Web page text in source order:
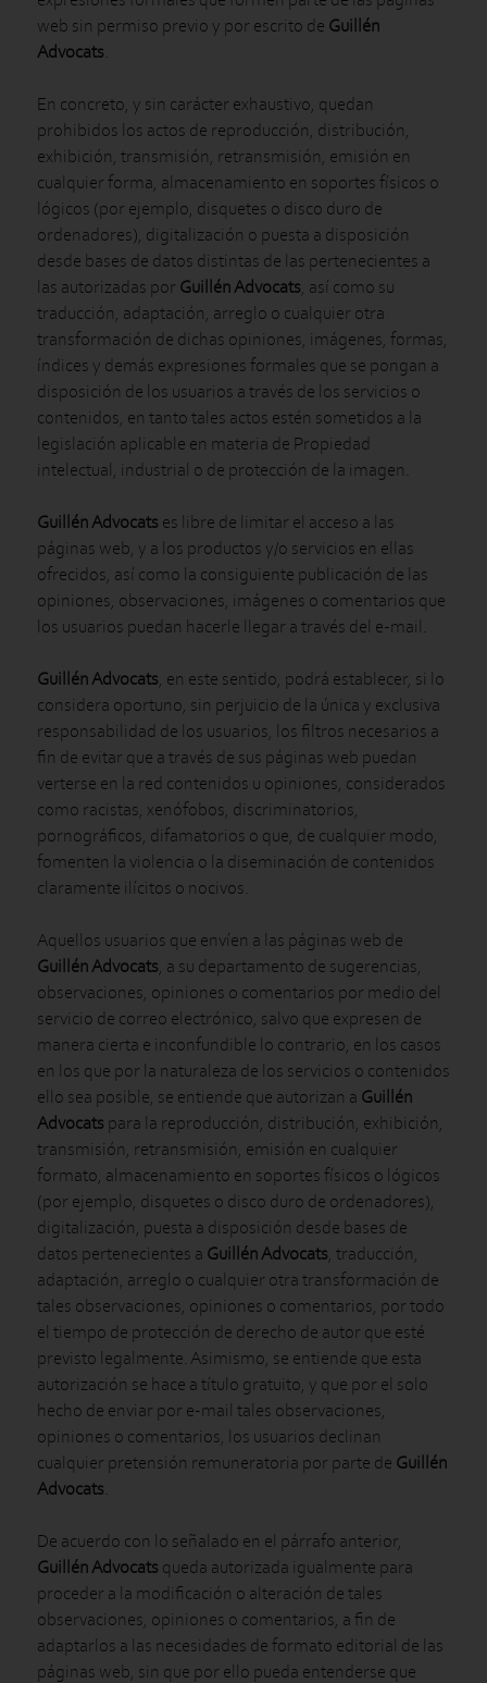
web sin permiso previo y por escrito de Guillén
Advocats
En concreto, y sin carácter exhaustivo, quedan
prohibidos los actos de reproducción, distribución,
exhibición, transmisión, retransmisión, emisión en
cualquier forma, almacenamiento en soportes físicos o
lógicos (por ejemplo, disquetes o disco duro de
ordenadores), digitalización o puesta a disposición
desde bases de datos distintas de las pertenecientes a
las autorizadas por Guillén Advocats , así como su
traducción, adaptación, arreglo o cualquier otra
transformación de dichas opiniones, imágenes, formas,
índices y demás expresiones formales que se pongan a
disposición de los usuarios a través de los servicios o
contenidos, en tanto tales actos estén sometidos a la
legislación aplicable en materia de Propiedad
intelectual, industrial o de protección de la imagen.
Guillén Advocats es libre de limitar el acceso a las
páginas web, y a los productos y/o servicios en ellas
ofrecidos, así como la consiguiente publicación de las
opiniones, observaciones, imágenes o comentarios que
los usuarios puedan hacerle llegar a través del e-mail.
Guillén Advocats , en este sentido, podrá establecer, si lo
considera oportuno, sin perjuicio de la única y exclusiva
responsabilidad de los usuarios, los filtros necesarios a
fin de evitar que a través de sus páginas web puedan
verterse en la red contenidos u opiniones, considerados
como racistas, xenófobos, discriminatorios,
pornográficos, difamatorios o que, de cualquier modo,
fomenten la violencia o la diseminación de contenidos
claramente ilícitos o nocivos.
Aquellos usuarios que envíen a las páginas web de
Guillén Advocats , a su departamento de sugerencias,
observaciones, opiniones o comentarios por medio del
servicio de correo electrónico, salvo que expresen de
manera cierta e inconfundible lo contrario, en los casos
en los que por la naturaleza de los servicios o contenidos
ello sea posible, se entiende que autorizan a Guillén
Advocats para la reproducción, distribución, exhibición,
transmisión, retransmisión, emisión en cualquier
formato, almacenamiento en soportes físicos o lógicos
(por ejemplo, disquetes o disco duro de ordenadores),
digitalización, puesta a disposición desde bases de
datos pertenecientes a Guillén Advocats , traducción,
adaptación, arreglo o cualquier otra transformación de
tales observaciones, opiniones o comentarios, por todo
el tiempo de protección de derecho de autor que esté
previsto legalmente. Asimismo, se entiende que esta
autorización se hace a título gratuito, y que por el solo
hecho de enviar por e-mail tales observaciones,
opiniones o comentarios, los usuarios declinan
cualquier pretensión remuneratoria por parte de Guillén
Advocats
De acuerdo con lo señalado en el párrafo anterior,
Guillén Advocats queda autorizada igualmente para
proceder a la modificación o alteración de tales
observaciones, opiniones o comentarios, a fin de
adaptarlos a las necesidades de formato editorial de las
páginas web, sin que por ello pueda entenderse que